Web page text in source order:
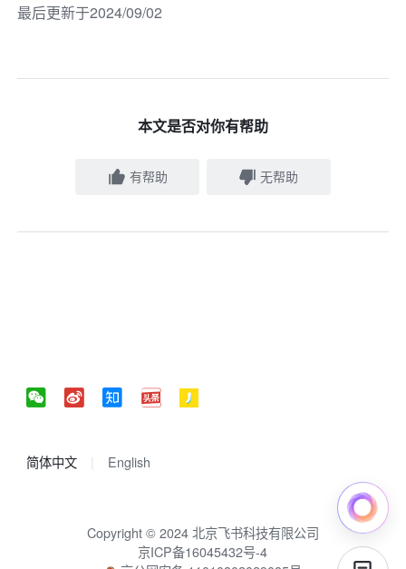
最后更新于2024/09/02
本文是否对你有帮助
有帮助 无帮助
简体中文 English
Copyright © 2024 北京飞书科技有限公司
京ICP备16045432号-4